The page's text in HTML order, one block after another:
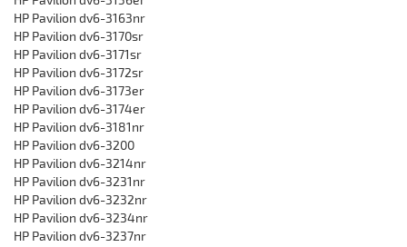
HP Pavilion dv6-3163nr
HP Pavilion dv6-3170sr
HP Pavilion dv6-3171sr
HP Pavilion dv6-3172sr
HP Pavilion dv6-3173er
HP Pavilion dv6-3174er
HP Pavilion dv6-3181nr
HP Pavilion dv6-3200
HP Pavilion dv6-3214nr
HP Pavilion dv6-3231nr
HP Pavilion dv6-3232nr
HP Pavilion dv6-3234nr
HP Pavilion dv6-3237nr